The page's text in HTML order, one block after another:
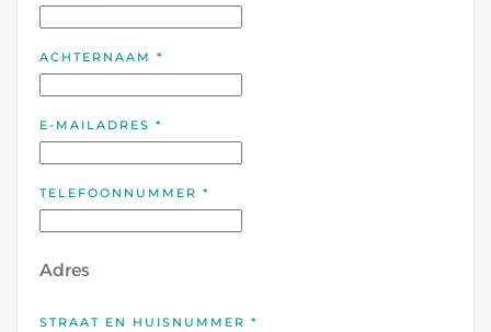
ACHTERNAAM *
E-MAILADRES *
TELEFOONNUMMER *
Adres
STRAAT EN HUISNUMMER *